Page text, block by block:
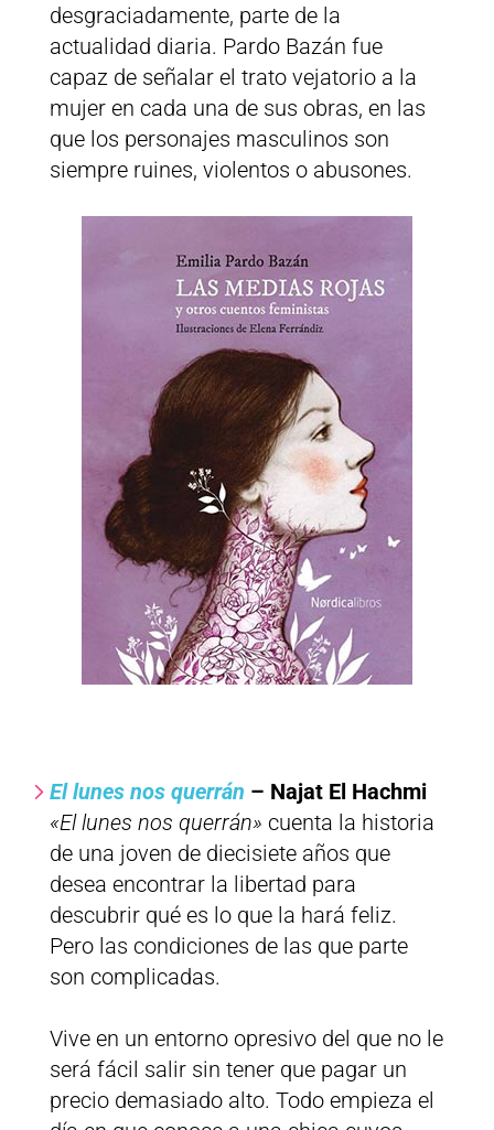
desgraciadamente, parte de la
actualidad diaria. Pardo Bazán fue
capaz de señalar el trato vejatorio a la
mujer en cada una de sus obras, en las
que los personajes masculinos son
siempre ruines, violentos o abusones.
El lunes nos querrán – Najat El Hachmi
«El lunes nos querrán» cuenta la historia
de una joven de diecisiete años que
desea encontrar la libertad para
descubrir qué es lo que la hará feliz.
Pero las condiciones de las que parte
son complicadas.
Vive en un entorno opresivo del que no le
será fácil salir sin tener que pagar un
precio demasiado alto. Todo empieza el